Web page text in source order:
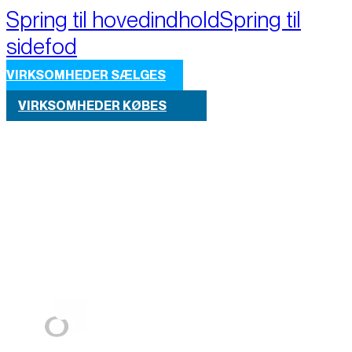
Spring til hovedindholdSpring til
sidefod
VIRKSOMHEDER SÆLGES
VIRKSOMHEDER KØBES